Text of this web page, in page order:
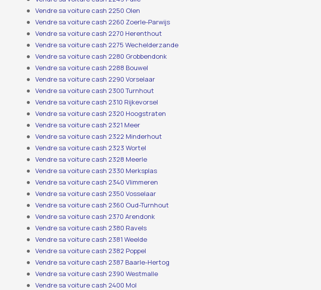
Vendre sa voiture cash 2250 Olen
Vendre sa voiture cash 2260 Zoerle-Parwijs
Vendre sa voiture cash 2270 Herenthout
Vendre sa voiture cash 2275 Wechelderzande
Vendre sa voiture cash 2280 Grobbendonk
Vendre sa voiture cash 2288 Bouwel
Vendre sa voiture cash 2290 Vorselaar
Vendre sa voiture cash 2300 Turnhout
Vendre sa voiture cash 2310 Rijkevorsel
Vendre sa voiture cash 2320 Hoogstraten
Vendre sa voiture cash 2321 Meer
Vendre sa voiture cash 2322 Minderhout
Vendre sa voiture cash 2323 Wortel
Vendre sa voiture cash 2328 Meerle
Vendre sa voiture cash 2330 Merksplas
Vendre sa voiture cash 2340 Vlimmeren
Vendre sa voiture cash 2350 Vosselaar
Vendre sa voiture cash 2360 Oud-Turnhout
Vendre sa voiture cash 2370 Arendonk
Vendre sa voiture cash 2380 Ravels
Vendre sa voiture cash 2381 Weelde
Vendre sa voiture cash 2382 Poppel
Vendre sa voiture cash 2387 Baarle-Hertog
Vendre sa voiture cash 2390 Westmalle
Vendre sa voiture cash 2400 Mol